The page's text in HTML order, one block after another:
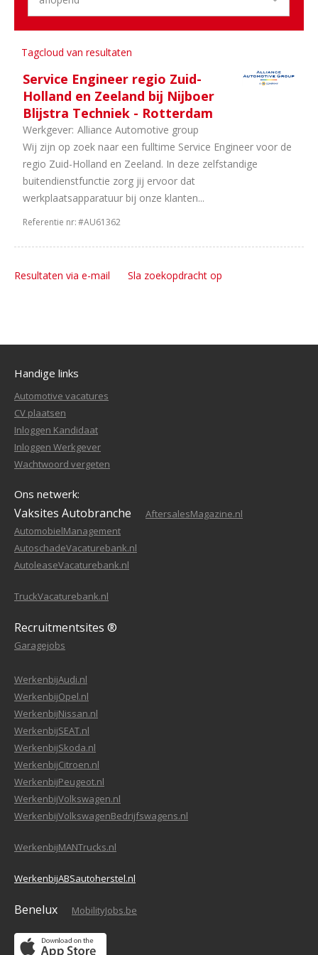
Tagcloud van resultaten
Service Engineer regio Zuid-
Holland en Zeeland bij Nijboer
Blijstra Techniek - Rotterdam
Werkgever: Alliance Automotive group
Wij zijn op zoek naar een fulltime Service Engineer voor de
regio Zuid-Holland en Zeeland. In deze zelfstandige
buitendienstfunctie zorg jij ervoor dat
werkplaatsapparatuur bij onze klanten...
Referentie nr:#AU61362
Resultaten via e-mail Sla zoekopdracht op
Handige links
Automotive vacatures
CV plaatsen
Inloggen Kandidaat
Inloggen Werkgever
Wachtwoord vergeten
Ons netwerk:
Vaksites Autobranche
AftersalesMagazine.nl
AutomobielManagement
AutoschadeVacaturebank.nl
AutoleaseVacaturebank.nl
TruckVacaturebank.nl
Recruitmentsites ®
Garagejobs
WerkenbijAudi.nl
WerkenbijOpel.nl
WerkenbijNissan.nl
WerkenbijSEAT.nl
WerkenbijSkoda.nl
WerkenbijCitroen.nl
WerkenbijPeugeot.nl
WerkenbijVolkswagen.nl
WerkenbijVolkswagenBedrijfswagens.nl
WerkenbijMANTrucks.nl
WerkenbijABSautoherstel.nl
Benelux MobilityJobs.be